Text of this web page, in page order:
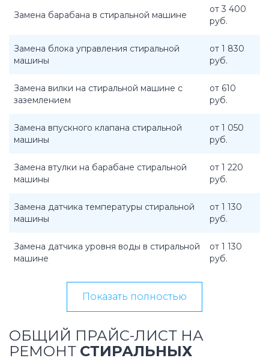
Замена барабана в стиральной машине
от 3 400
руб.
Замена блока управления стиральной
машины
от 1 830
руб.
Замена вилки на стиральной машине с
заземлением
от 610
руб.
Замена впускного клапана стиральной
машины
от 1 050
руб.
Замена втулки на барабане стиральной
машины
от 1 220
руб.
Замена датчика температуры стиральной
машины
от 1 130
руб.
Замена датчика уровня воды в стиральной
машине
от 1 130
руб.
Показать полностью
ОБЩИЙ ПРАЙС-ЛИСТ НА
РЕМОНТ СТИРАЛЬНЫХ